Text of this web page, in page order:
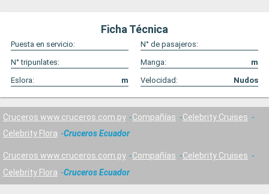
Ficha Técnica
Puesta en servicio:
N° de pasajeros:
N° tripunlates:
Manga:
m
Eslora:
m Velocidad: Nudos
Cruceros www.cruceros.com.py Compañías
Celebrity Cruises
Celebrity Flora
Cruceros Ecuador
Cruceros www.cruceros.com.py Compañías
Celebrity Cruises
Celebrity Flora
Cruceros Ecuador